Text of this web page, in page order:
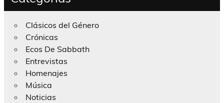
Clásicos del Género
Crónicas
Ecos De Sabbath
Entrevistas
Homenajes
Música
Noticias